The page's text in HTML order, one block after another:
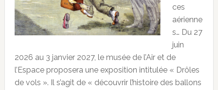
ces
aérienne
s… Du 27
juin
2026 au 3 janvier 2027, le musée de l’Air et de
l’Espace proposera une exposition intitulée « Drôles
de vols ». Il s’agit de « découvrir l’histoire des ballons